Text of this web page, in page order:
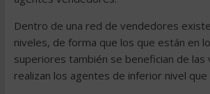
Dentro de una red de vendedores
niveles, de forma que los que están en
superiores también se benefician de las
realizan los agentes de inferior nivel